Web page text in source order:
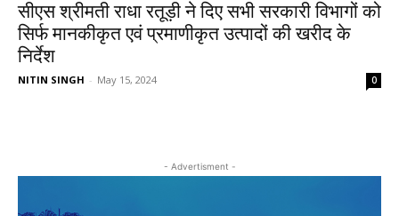
सीएस श्रीमती राधा रतूड़ी ने दिए सभी सरकारी विभागों को
सिर्फ मानकीकृत एवं प्रमाणीकृत उत्पादों की खरीद के
निर्देश
NITIN SINGH - May 15, 2024 0
- Advertisment -